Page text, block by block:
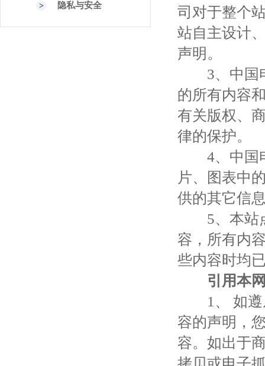
隐私与安全
司对于整个
站自主设计
声明。
3、中国电
的所有内容
有关版权、
律的保护。
4、中国电
片、图表中
供的其它信
5、本站点
容，所有内
些内容时均
引用本
1、 如遵
容的声明，
容。如出于